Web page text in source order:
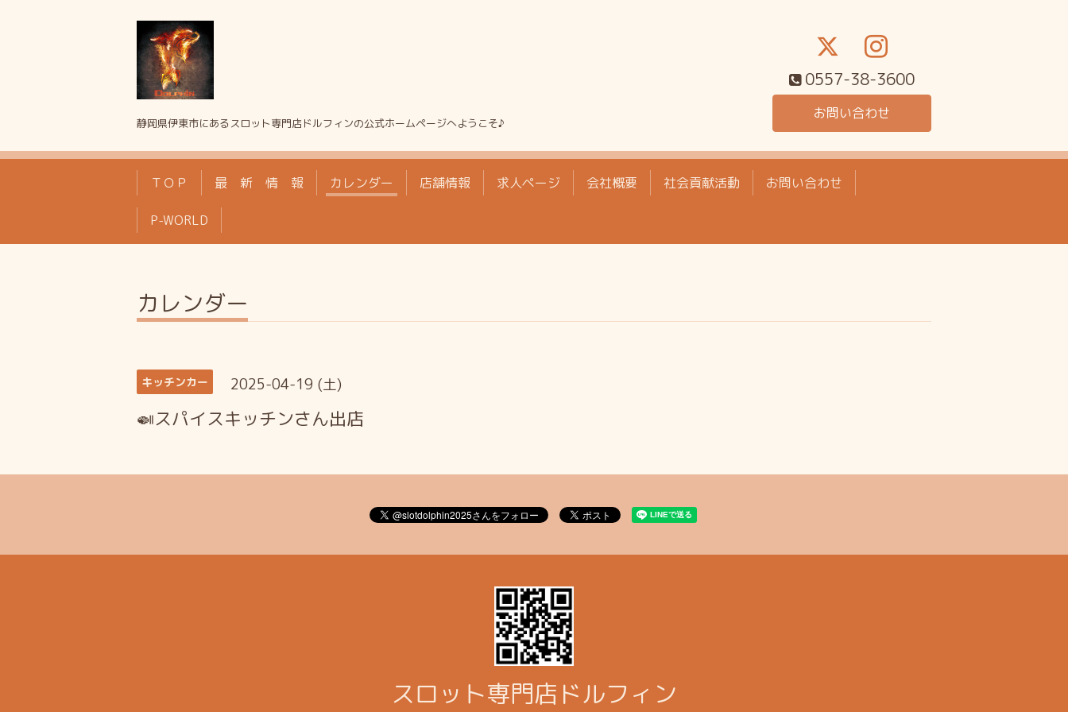
静岡県伊東市にあるスロット専門店ドルフィンの公式ホームページへようこそ♪
0557-38-3600
お問い合わせ
ＴＯＰ 最 新 情 報 カレンダー 店舗情報 求人ページ 会社概要 社会貢献活動 お問い合わせ
P-WORLD
カレンダー
キッチンカー 2025-04-19 (土)
🍛スパイスキッチンさん出店
スロット専門店ドルフィン